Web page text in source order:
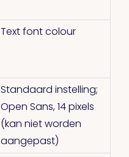
Text font colour
Standaard instelling;
Open Sans, 14 pixels
(kan niet worden
aangepast)